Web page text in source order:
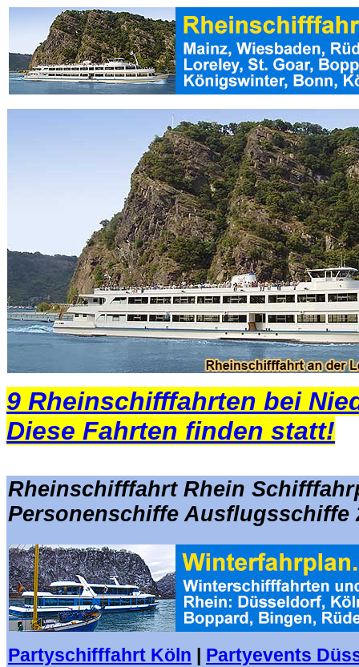
9 Rheinschifffahrten bei
Diese Fahrten finden statt!
Rheinschifffahrt Rhein
Personenschiffe Ausflugsschiffe
Partyschifffahrt Köln
Partyevents